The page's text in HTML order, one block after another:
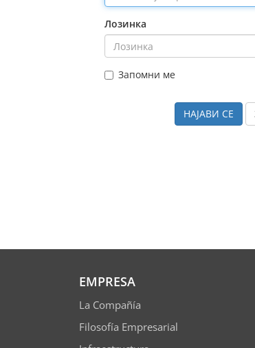
Лозинка
Запомни ме
EMPRESA
La Compañía
Filosofía Empresarial